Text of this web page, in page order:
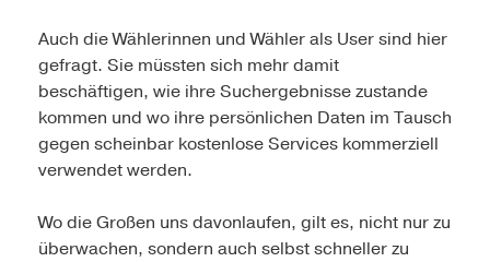
Auch die Wählerinnen und Wähler als User sind hier
gefragt. Sie müssten sich mehr damit
beschäftigen, wie ihre Such­ergebnisse zustande
kommen und wo ihre persönlichen Daten im Tausch
gegen scheinbar kostenlose Services kommerziell
verwendet werden.
Wo die Großen uns davonlaufen, gilt es, nicht nur zu
überwachen, sondern auch selbst schneller zu